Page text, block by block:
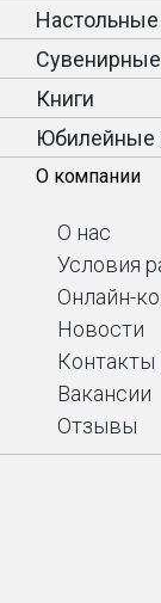
Книги
Юбилейные
О компании
О нас
Условия
Онлайн-
Новости
Контакты
Вакансии
Отзывы